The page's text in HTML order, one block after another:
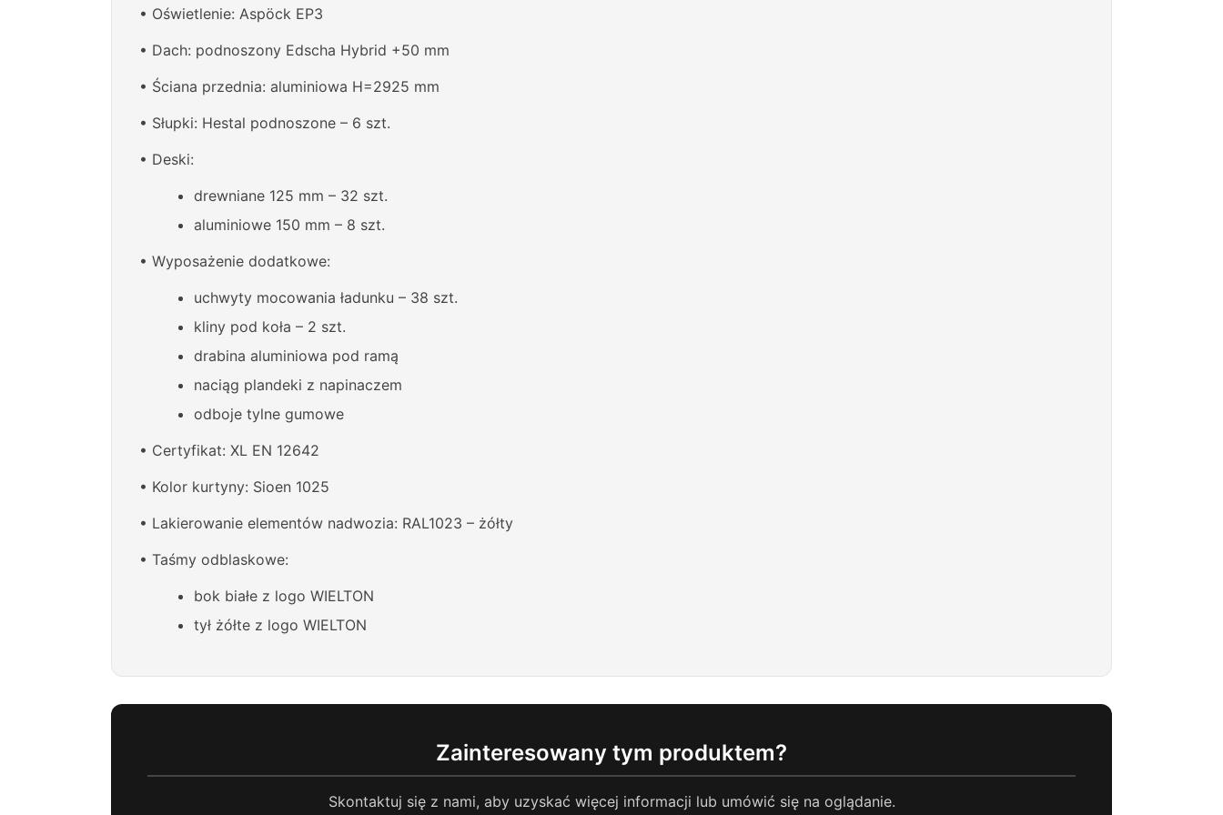
• Oświetlenie: Aspöck EP3
• Dach: podnoszony Edscha Hybrid +50 mm
• Ściana przednia: aluminiowa H=2925 mm
• Słupki: Hestal podnoszone – 6 szt.
• Deski:
drewniane 125 mm – 32 szt.
aluminiowe 150 mm – 8 szt.
• Wyposażenie dodatkowe:
uchwyty mocowania ładunku – 38 szt.
kliny pod koła – 2 szt.
drabina aluminiowa pod ramą
naciąg plandeki z napinaczem
odboje tylne gumowe
• Certyfikat: XL EN 12642
• Kolor kurtyny: Sioen 1025
• Lakierowanie elementów nadwozia: RAL1023 – żółty
• Taśmy odblaskowe:
bok białe z logo WIELTON
tył żółte z logo WIELTON
Zainteresowany tym produktem?
Skontaktuj się z nami, aby uzyskać więcej informacji lub umówić się na oglądanie.